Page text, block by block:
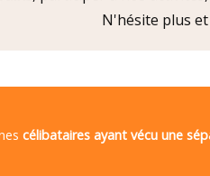
N'hésite plus et
célibataires ayant vécu une